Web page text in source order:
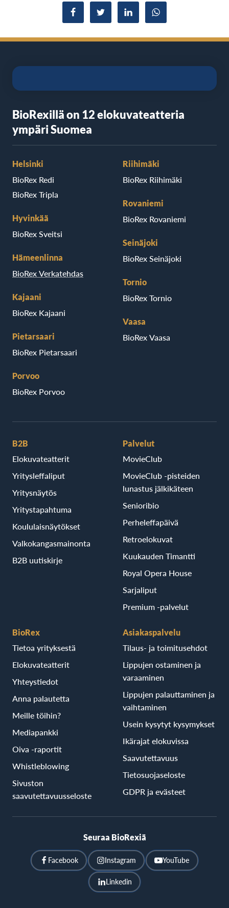
Jaa FacebookissaJaa TwitterissäJaa LinkedInissä
BioRexillä on 12 elokuvateatteria
ympäri Suomea
Helsinki
BioRex Redi
BioRex Tripla
Hyvinkää
BioRex Sveitsi
Hämeenlinna
BioRex Verkatehdas
Kajaani
BioRex Kajaani
Pietarsaari
BioRex Pietarsaari
Porvoo
BioRex Porvoo
Riihimäki
BioRex Riihimäki
Rovaniemi
BioRex Rovaniemi
Seinäjoki
BioRex Seinäjoki
Tornio
BioRex Tornio
Vaasa
BioRex Vaasa
B2B
Elokuvateatterit
Yritysleffaliput
Yritysnäytös
Yritystapahtuma
Koululaisnäytökset
Valkokangasmainonta
B2B uutiskirje
Palvelut
MovieClub
MovieClub -pisteiden
lunastus jälkikäteen
Senioribio
Perheleffapäivä
Retroelokuvat
Kuukauden Timantti
Royal Opera House
Sarjaliput
Premium -palvelut
BioRex
Tietoa yrityksestä
Elokuvateatterit
Yhteystiedot
Anna palautetta
Meille töihin?
Mediapankki
Oiva -raportit
Whistleblowing
Sivuston
saavutettavuusseloste
Asiakaspalvelu
Tilaus- ja toimitusehdot
Lippujen ostaminen ja
varaaminen
Lippujen palauttaminen ja
vaihtaminen
Usein kysytyt kysymykset
Ikärajat elokuvissa
Saavutettavuus
Tietosuojaseloste
GDPR ja evästeet
Seuraa BioRexiä
Facebook Instagram YouTube
Linkedin